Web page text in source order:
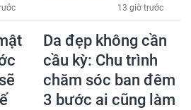
13 giờ trước
Da đẹp không cần
cầu kỳ: Chu trình
chăm sóc ban đêm
3 bước ai cũng làm